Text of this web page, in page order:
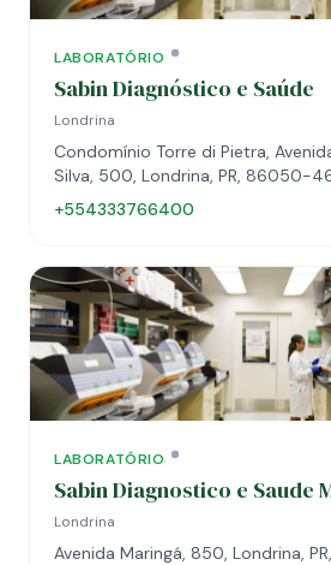
LABORATÓRIO
Sabin Diagnóstico e Saúde
Londrina
Condomínio Torre di Pietra,
Silva, 500, Londrina, PR, 86050-
+554333766400
LABORATÓRIO
Sabin Diagnostico e Saude
Londrina
Avenida Maringá, 850, Londrina,